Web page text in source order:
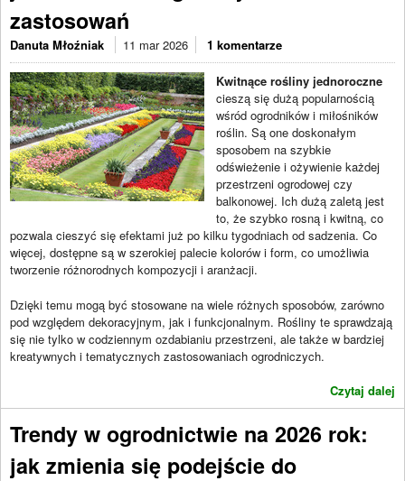
zastosowań
Danuta Młoźniak 11 mar 2026 1 komentarze
Kwitnące rośliny jednoroczne
cieszą się dużą popularnością
wśród ogrodników i miłośników
roślin. Są one doskonałym
sposobem na szybkie
odświeżenie i ożywienie każdej
przestrzeni ogrodowej czy
balkonowej. Ich dużą zaletą jest
to, że szybko rosną i kwitną, co
pozwala cieszyć się efektami już po kilku tygodniach od sadzenia. Co
więcej, dostępne są w szerokiej palecie kolorów i form, co umożliwia
tworzenie różnorodnych kompozycji i aranżacji.
Dzięki temu mogą być stosowane na wiele różnych sposobów, zarówno
pod względem dekoracyjnym, jak i funkcjonalnym. Rośliny te sprawdzają
się nie tylko w codziennym ozdabianiu przestrzeni, ale także w bardziej
kreatywnych i tematycznych zastosowaniach ogrodniczych.
Czytaj dalej
Trendy w ogrodnictwie na 2026 rok:
jak zmienia się podejście do